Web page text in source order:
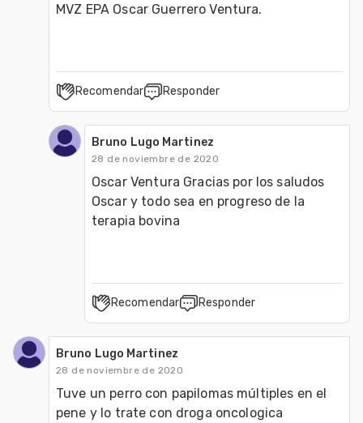
MVZ EPA Oscar Guerrero Ventura.
Recomendar Responder
Bruno Lugo Martinez
28 de noviembre de 2020
Oscar Ventura Gracias por los saludos
Oscar y todo sea en progreso de la
terapia bovina
Recomendar Responder
Bruno Lugo Martinez
28 de noviembre de 2020
Tuve un perro con papilomas múltiples en el
pene y lo trate con droga oncologica